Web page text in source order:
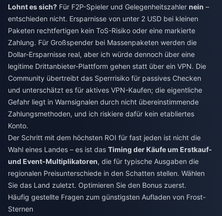
Lohnt es sich? Für F2P-Spieler und Gelegenheitszahler nein –
entschieden nicht. Ersparnisse von unter 2 USD bei kleinen
Paketen rechtfertigen kein ToS-Risiko oder eine markierte
Zahlung. Für Großspender bei Massenpaketen werden die
Dollar-Ersparnisse real, aber ich würde dennoch über eine
legitime Drittanbieter-Plattform gehen statt über ein VPN. Die
Community übertreibt das Sperrrisiko für passives Checken
und unterschätzt es für aktives VPN-Kaufen; die eigentliche
Gefahr liegt in Warnsignalen durch nicht übereinstimmende
Zahlungsmethoden, und ich riskiere dafür kein etabliertes
Konto.
Der Schritt mit dem höchsten ROI für fast jeden ist nicht die
Wahl eines Landes – es ist das Timing der Käufe um Erstkauf-
und Event-Multiplikatoren, die für typische Ausgaben die
regionalen Preisunterschiede in den Schatten stellen. Wählen
Sie das Land zuletzt. Optimieren Sie den Bonus zuerst.
Häufig gestellte Fragen zum günstigsten Aufladen von Frost-
Sternen